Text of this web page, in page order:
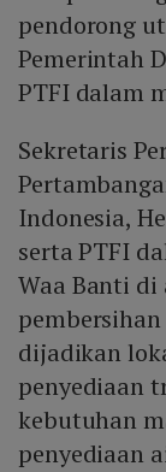
pendorong
Pemerintah
PTFI dalam
Sekretaris
Indonesia,
serta PTFI
Waa Banti
dijadikan
penyediaan
kebutuhan
penyediaan